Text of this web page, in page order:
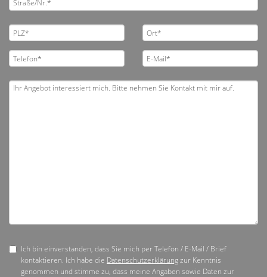
Ich bin einverstanden, dass Sie mich per Telefon / E-Mail / Brief
kontaktieren. Ich habe die Datenschutzerklärungzur Kenntnis
genommen und stimme zu, dass meine Angaben sowie Daten zur